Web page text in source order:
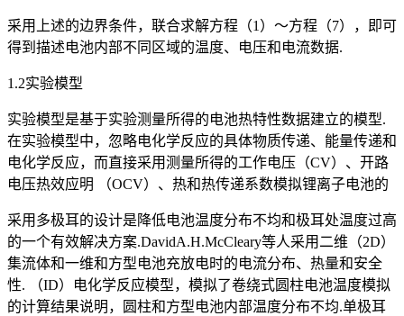
采用上述的边界条件，联合求解方程（1）～方程（7），即可
得到描述电池内部不同区域的温度、电压和电流数据.
1.2实验模型
实验模型是基于实验测量所得的电池热特性数据建立的模型.
在实验模型中，忽略电化学反应的具体物质传递、能量传递和
电化学反应，而直接采用测量所得的工作电压（CV）、开路
电压热效应明 （OCV）、热和热传递系数模拟锂离子电池的
采用多极耳的设计是降低电池温度分布不均和极耳处温度过高
的一个有效解决方案.DavidA.H.McCleary等人采用二维（2D）
集流体和一维和方型电池充放电时的电流分布、热量和安全
性. （ID）电化学反应模型，模拟了卷绕式圆柱电池温度模拟
的计算结果说明，圆柱和方型电池内部温度分布不均.单极耳